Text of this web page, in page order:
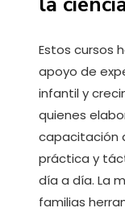
Estos cursos
apoyo de
infantil y
quienes
capacitación
práctica y
día a día. La
familias